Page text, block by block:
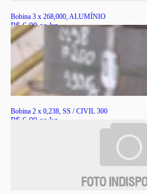
Bobina 3 x 268,000, ALUMÍNIO
R$ 6,00 ao kg
RS
Bobina 2 x 0,238, SS / CIVIL 300
R$ 6,00 ao kg